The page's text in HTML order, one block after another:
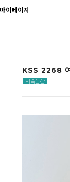
마이페이지
KSS 2268 여